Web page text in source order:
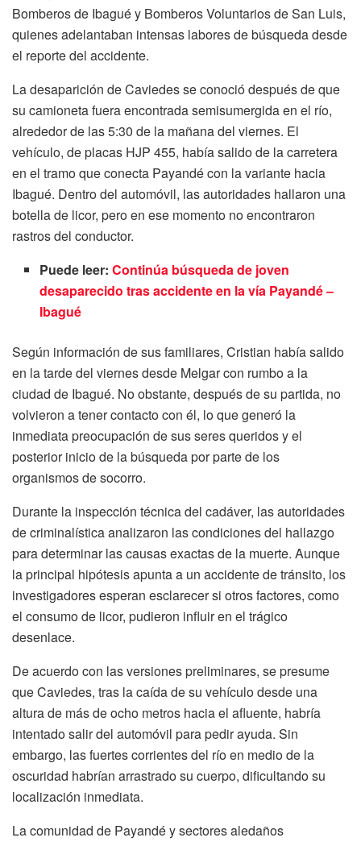
Bomberos de Ibagué y Bomberos Voluntarios de San Luis,
quienes adelantaban intensas labores de búsqueda desde
el reporte del accidente.
La desaparición de Caviedes se conoció después de que
su camioneta fuera encontrada semisumergida en el río,
alrededor de las 5:30 de la mañana del viernes. El
vehículo, de placas HJP 455, había salido de la carretera
en el tramo que conecta Payandé con la variante hacia
Ibagué. Dentro del automóvil, las autoridades hallaron una
botella de licor, pero en ese momento no encontraron
rastros del conductor.
Puede leer:Continúa búsqueda de joven
desaparecido tras accidente en la vía Payandé –
Ibagué
Según información de sus familiares, Cristian había salido
en la tarde del viernes desde Melgar con rumbo a la
ciudad de Ibagué. No obstante, después de su partida, no
volvieron a tener contacto con él, lo que generó la
inmediata preocupación de sus seres queridos y el
posterior inicio de la búsqueda por parte de los
organismos de socorro.
Durante la inspección técnica del cadáver, las autoridades
de criminalística analizaron las condiciones del hallazgo
para determinar las causas exactas de la muerte. Aunque
la principal hipótesis apunta a un accidente de tránsito, los
investigadores esperan esclarecer si otros factores, como
el consumo de licor, pudieron influir en el trágico
desenlace.
De acuerdo con las versiones preliminares, se presume
que Caviedes, tras la caída de su vehículo desde una
altura de más de ocho metros hacia el afluente, habría
intentado salir del automóvil para pedir ayuda. Sin
embargo, las fuertes corrientes del río en medio de la
oscuridad habrían arrastrado su cuerpo, dificultando su
localización inmediata.
La comunidad de Payandé y sectores aledaños